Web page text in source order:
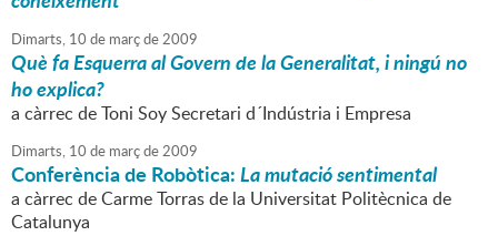
Dimarts, 10 de marçde2009
Què fa Esquerra al Govern de la Generalitat, i ningú no
ho explica?
a càrrec de Toni Soy Secretari d´Indústria i Empresa
Dimarts, 10 de marçde2009
Conferència de Robòtica:La mutació sentimental
a càrrec de Carme Torras de la Universitat Politècnica de
Catalunya